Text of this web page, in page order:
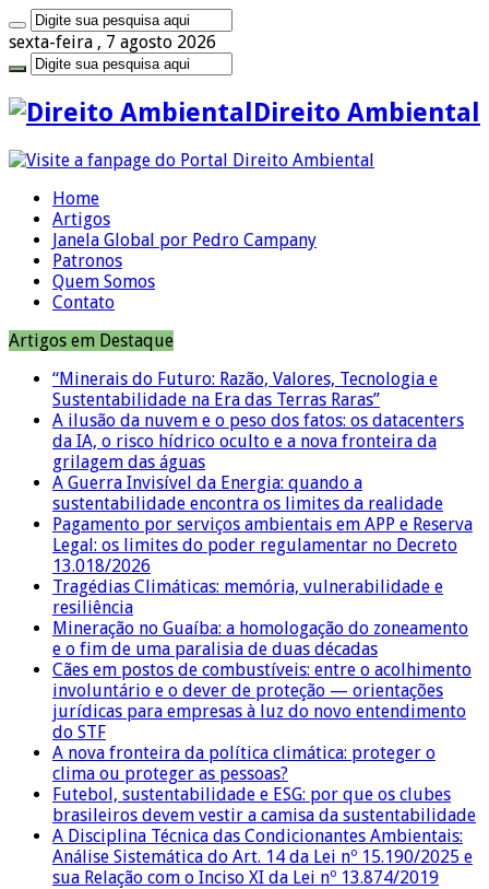
sexta-feira , 7 agosto 2026
Direito Ambiental
Home
Artigos
Janela Global por Pedro Campany
Patronos
Quem Somos
Contato
Artigos em Destaque
“Minerais do Futuro: Razão, Valores, Tecnologia e
Sustentabilidade na Era das Terras Raras”
A ilusão da nuvem e o peso dos fatos: os datacenters
da IA, o risco hídrico oculto e a nova fronteira da
grilagem das águas
A Guerra Invisível da Energia: quando a
sustentabilidade encontra os limites da realidade
Pagamento por serviços ambientais em APP e Reserva
Legal: os limites do poder regulamentar no Decreto
13.018/2026
Tragédias Climáticas: memória, vulnerabilidade e
resiliência
Mineração no Guaíba: a homologação do zoneamento
e o fim de uma paralisia de duas décadas
Cães em postos de combustíveis: entre o acolhimento
involuntário e o dever de proteção — orientações
jurídicas para empresas à luz do novo entendimento
do STF
A nova fronteira da política climática: proteger o
clima ou proteger as pessoas?
Futebol, sustentabilidade e ESG: por que os clubes
brasileiros devem vestir a camisa da sustentabilidade
A Disciplina Técnica das Condicionantes Ambientais:
Análise Sistemática do Art. 14 da Lei nº 15.190/2025 e
sua Relação com o Inciso XI da Lei nº 13.874/2019